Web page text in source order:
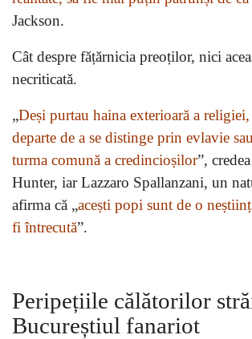
Jackson.
Cât despre fățărnicia preoților, nici
necriticată.
„Deși purtau haina exterioară a
departe de a se distinge prin evlavie
turma comună a credincioșilor”,
Hunter, iar Lazzaro Spallanzani, un
afirma că „acești popi sunt de o
fi întrecută”.
Peripețiile călătorilor
Bucureștiul fanariot